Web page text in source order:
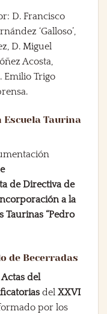
D. Francisco
‘Galloso’,
, D. Miguel
Acosta,
Emilio Trigo
Taurina
de Directiva de
a la
Taurinas “Pedro
de Becerradas
Actas del
del XXVI
por los